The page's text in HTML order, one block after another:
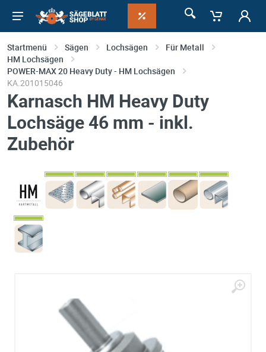
Startmenü Sägen Lochsägen
Für Metall
HM Lochsägen
POWER-MAX 20 Heavy Duty - HM Lochsägen
KA.201015046
Karnasch HM Heavy Duty
Lochsäge 46 mm - inkl.
Zubehör